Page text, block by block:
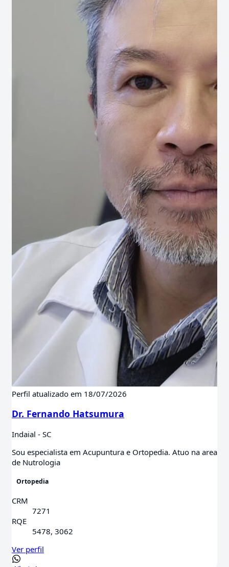
Perfil atualizado em 18/07/2026
Dr. Fernando Hatsumura
Indaial - SC
Sou especialista em Acupuntura e Ortopedia. Atuo na area
de Nutrologia
Ortopedia
CRM
7271
RQE
5478, 3062
Ver perfil